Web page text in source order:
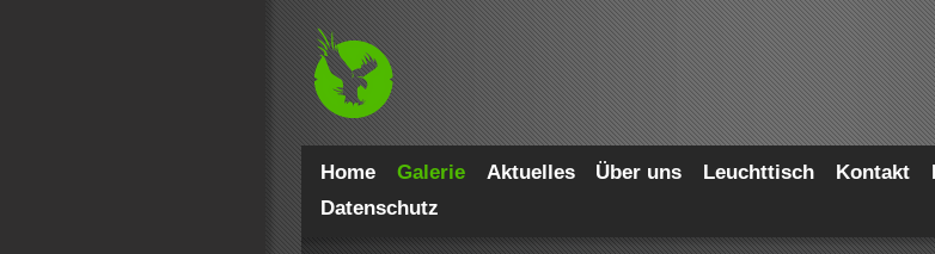
Home Galerie Aktuelles Über uns Leuchttisch Kontakt
Datenschutz